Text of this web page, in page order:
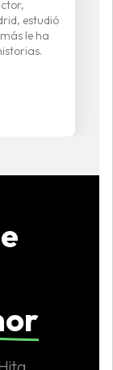
estudió
le ha